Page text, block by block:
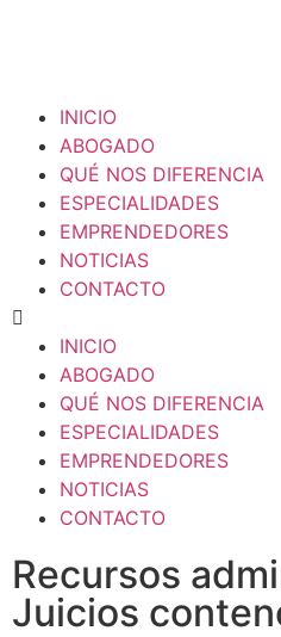
INICIO
ABOGADO
QUÉ NOS DIFERENCIA
ESPECIALIDADES
EMPRENDEDORES
NOTICIAS
CONTACTO
INICIO
ABOGADO
QUÉ NOS DIFERENCIA
ESPECIALIDADES
EMPRENDEDORES
NOTICIAS
CONTACTO
Recursos
Juicios